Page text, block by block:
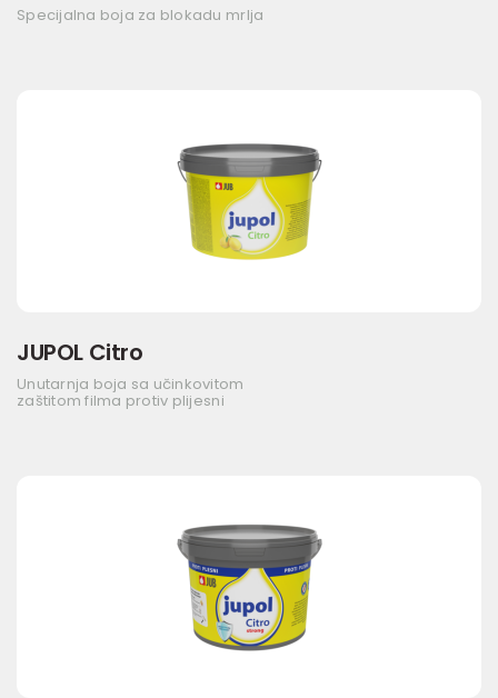
Specijalna boja za blokadu mrlja
JUPOL Citro
Unutarnja boja sa učinkovitom
zaštitom filma protiv plijesni